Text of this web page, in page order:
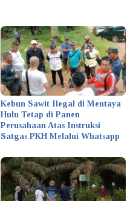
Kebun Sawit Ilegal di Mentaya
Hulu Tetap di Panen
Perusahaan Atas Instruksi
Satgas PKH Melalui Whatsapp